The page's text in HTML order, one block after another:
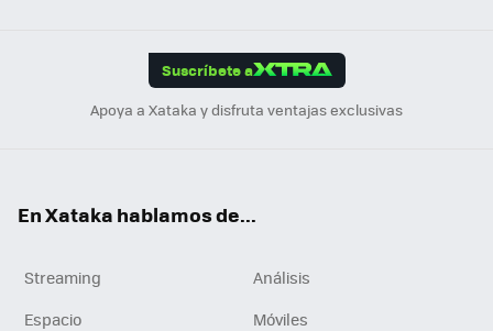
Suscríbete a
Apoya a Xataka y disfruta ventajas exclusivas
En Xataka hablamos de...
Streaming
Análisis
Espacio
Móviles